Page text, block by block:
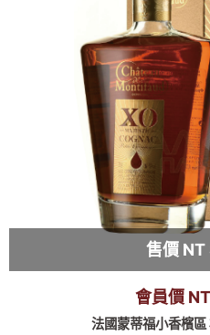
售價
會員價
法國蒙蒂福小香檳